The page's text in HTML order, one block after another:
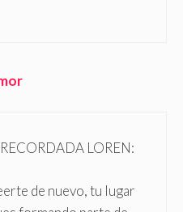
LOREN:
de nuevo, tu lugar